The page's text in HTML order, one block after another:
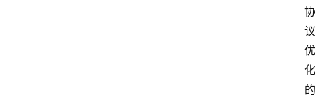
协
议
优
化
的